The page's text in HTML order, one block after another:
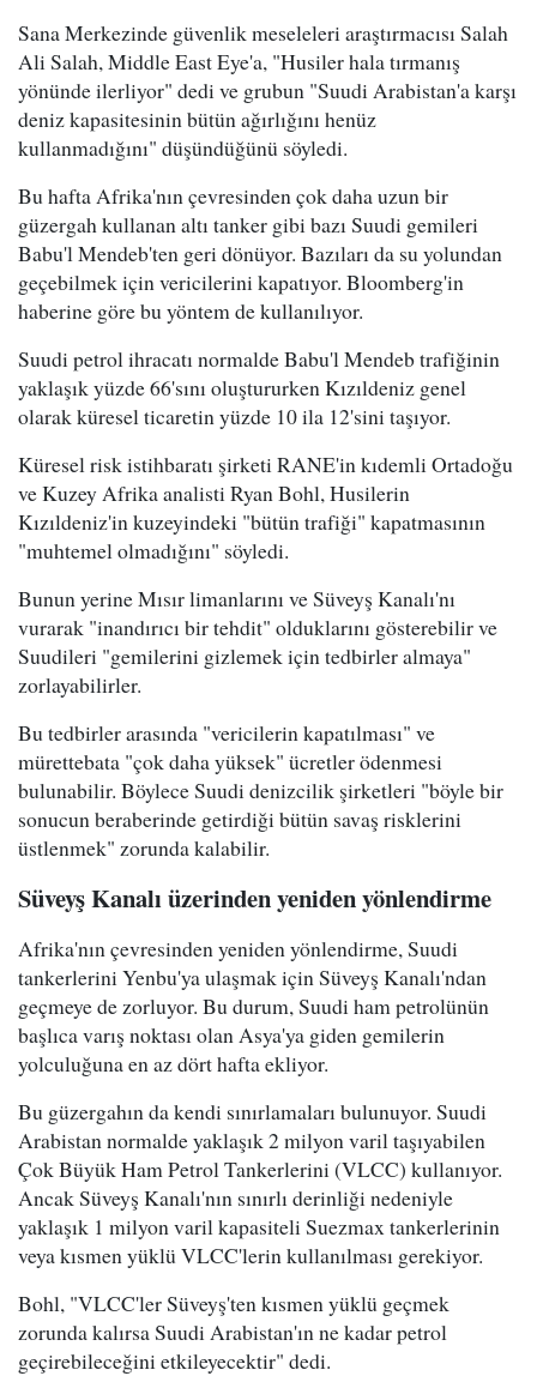
Sana Merkezinde güvenlik meseleleri araştırmacısı Salah
Ali Salah, Middle East Eye'a, "Husiler hala tırmanış
yönünde ilerliyor" dedi ve grubun "Suudi Arabistan'a karşı
deniz kapasitesinin bütün ağırlığını henüz
kullanmadığını" düşündüğünü söyledi.
Bu hafta Afrika'nın çevresinden çok daha uzun bir
güzergah kullanan altı tanker gibi bazı Suudi gemileri
Babu'l Mendeb'ten geri dönüyor. Bazıları da su yolundan
geçebilmek için vericilerini kapatıyor. Bloomberg'in
haberine göre bu yöntem de kullanılıyor.
Suudi petrol ihracatı normalde Babu'l Mendeb trafiğinin
yaklaşık yüzde 66'sını oluştururken Kızıldeniz genel
olarak küresel ticaretin yüzde 10 ila 12'sini taşıyor.
Küresel risk istihbaratı şirketi RANE'in kıdemli Ortadoğu
ve Kuzey Afrika analisti Ryan Bohl, Husilerin
Kızıldeniz'in kuzeyindeki "bütün trafiği" kapatmasının
"muhtemel olmadığını" söyledi.
Bunun yerine Mısır limanlarını ve Süveyş Kanalı'nı
vurarak "inandırıcı bir tehdit" olduklarını gösterebilir ve
Suudileri "gemilerini gizlemek için tedbirler almaya"
zorlayabilirler.
Bu tedbirler arasında "vericilerin kapatılması" ve
mürettebata "çok daha yüksek" ücretler ödenmesi
bulunabilir. Böylece Suudi denizcilik şirketleri "böyle bir
sonucun beraberinde getirdiği bütün savaş risklerini
üstlenmek" zorunda kalabilir.
Süveyş Kanalı üzerinden yeniden yönlendirme
Afrika'nın çevresinden yeniden yönlendirme, Suudi
tankerlerini Yenbu'ya ulaşmak için Süveyş Kanalı'ndan
geçmeye de zorluyor. Bu durum, Suudi ham petrolünün
başlıca varış noktası olan Asya'ya giden gemilerin
yolculuğuna en az dört hafta ekliyor.
Bu güzergahın da kendi sınırlamaları bulunuyor. Suudi
Arabistan normalde yaklaşık 2 milyon varil taşıyabilen
Çok Büyük Ham Petrol Tankerlerini (VLCC) kullanıyor.
Ancak Süveyş Kanalı'nın sınırlı derinliği nedeniyle
yaklaşık 1 milyon varil kapasiteli Suezmax tankerlerinin
veya kısmen yüklü VLCC'lerin kullanılması gerekiyor.
Bohl, "VLCC'ler Süveyş'ten kısmen yüklü geçmek
zorunda kalırsa Suudi Arabistan'ın ne kadar petrol
geçirebileceğini etkileyecektir" dedi.